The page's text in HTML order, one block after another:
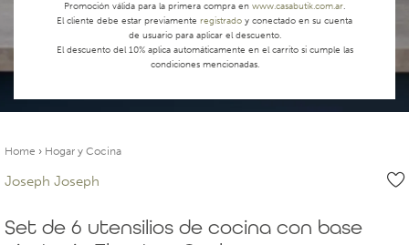
Promoción válida para la primera compra en www.casabutik.com.ar.
El cliente debe estar previamente registrado y conectado en su cuenta
de usuario para aplicar el descuento.
El descuento del 10% aplica automáticamente en el carrito si cumple las
condiciones mencionadas.
Home › Hogar y Cocina
Joseph Joseph
Set de 6 utensilios de cocina con base